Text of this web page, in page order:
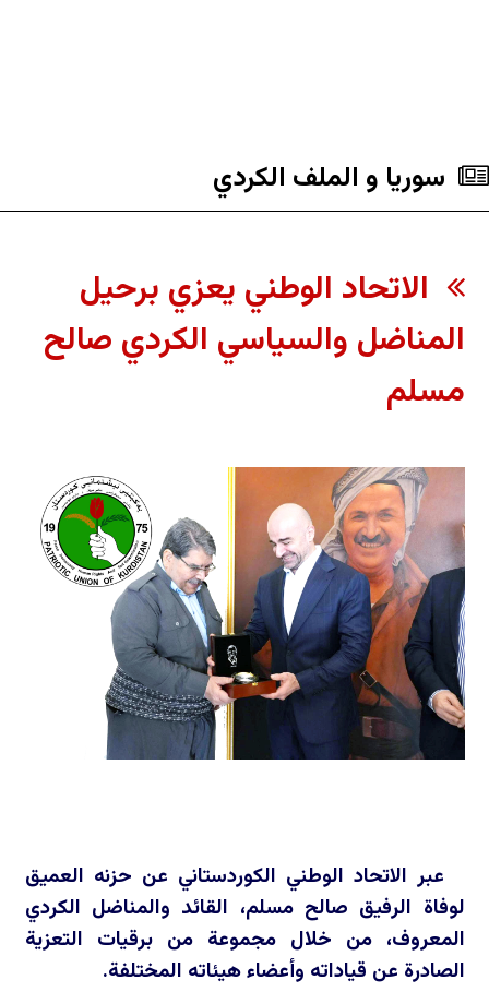
سوريا و الملف الکردي
الاتحاد الوطني يعزي برحيل
المناضل والسياسي الكردي صالح
مسلم
عبر الاتحاد الوطني الكوردستاني عن حزنه العميق
لوفاة الرفيق صالح مسلم، القائد والمناضل الكردي
المعروف، من خلال مجموعة من برقيات التعزية
الصادرة عن قياداته وأعضاء هيئاته المختلفة.